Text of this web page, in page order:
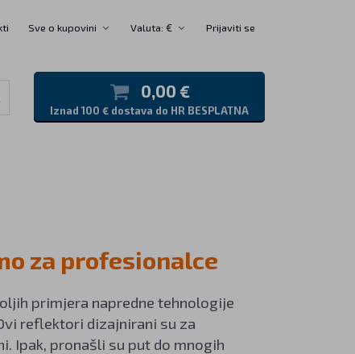
Sve o kupovini Valuta: € Prijaviti se
0,00 €
Iznad 100 € dostava do HR BESPLATNA
za profesionalce
primjera napredne tehnologije
reflektori dizajnirani su za
Ipak, pronašli su put do mnogih